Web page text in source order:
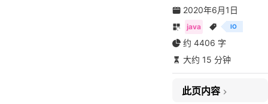
2020年6月1日
java IO
约 4406 字
大约 15 分钟
此页内容